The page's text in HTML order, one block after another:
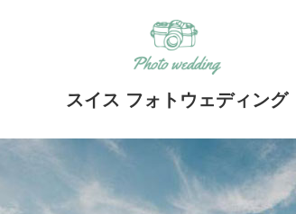
挙式- -グアム結婚式・挙式-
挙式- -グアム結婚式・挙式-
ディング- -グアムフォトウェディング- -
スイス フォトウェディング